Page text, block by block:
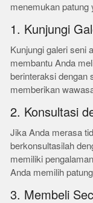
menemukan patung
1. Kunjungi
Kunjungi galeri seni
membantu Anda
berinteraksi dengan
memberikan
2. Konsultasi
Jika Anda merasa
berkonsultasilah
memiliki
Anda memilih
3. Membeli